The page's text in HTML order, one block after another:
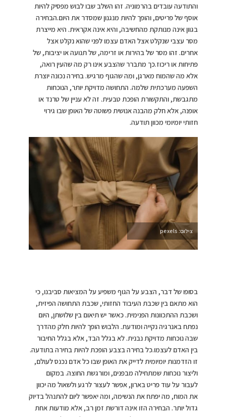
והתודעה עובדים בהרמוניה. זהו השלב שבו לבוש מפסיק להיות
אוסף של פריטים, והופך להיות מנגנון שמסדר את היום.הבחירה
בגוון אינה מנותקת מהחשיבה, והיא אינה אקראית. היא מייצרת
מסר עצבי שנקלט אצל האדם עצמו לפני שהוא נקלט אצל
אחרים. זהו מסר של בהירות או זרימה, של תנועה או יציבות, של
פתיחות או ריכוז.כך מתברר שהצבע אינו רק מה שהעין רואה,
אלא מה שהמוח מארגן, ומה שהגוף מרגיש. בחירה נכונה יוצרת
השפעה מערכתית שלמה. התחושה מדויקת יותר, הנוכחות
מתגבשת, והתקשורת הופכת טבעית. זה לא עניין של טרנד או
אופנה, אלא חלק מהבנה אנושית פשוטה של האופן שבו גירוי
חזותי יומיומי מכוון תודעה.
צילום: pexels
בסופו של דבר, הצבע על הגוף משפיע על המציאות סביבנו, כי
הוא מתאם בין שכבת העיבוד החזותי, שכבת התחושה הפיזית,
ושכבת ההתכוונות הפנימית. כאשר יש תיאום בין שלושתן, היום
נפתח באנרגיה נקייה ומודעת. הלבוש הופך להיות חלק מהדרך
שבה נוכחות מדויקת נבנית. לא בגלל הבד, אלא בגלל החיבור
בין האדם לעצמו.כל בחירה בצבע הופכת להיות בחירה בתודעה.
זו הזדמנות יומיומית לדייק את האופן שבו כל אדם נכנס לעולם,
וליצור נוכחות שמתחילה מבפנים, ומורגשת החוצה. במקום
לעבור על עוד פריט בארון, אפשר לעצור לרגע ולשאול מה יכוון
את המוח, מה יפתח את הנשימה, ומה יאפשר ליום להתנהל בדיוק
גדול יותר. הבחירה הזו אינה דורשת זמן רב, אלא מודעות אחת